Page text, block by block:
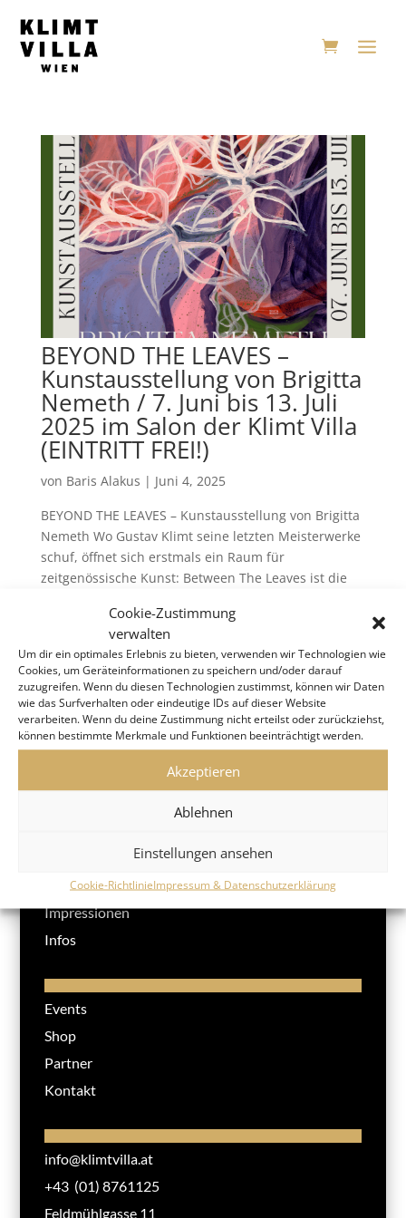
Cookie-Zustimmung
verwalten
Um dir ein optimales Erlebnis zu bieten, verwenden wir Technologien wie
Cookies, um Geräteinformationen zu speichern und/oder darauf
zuzugreifen. Wenn du diesen Technologien zustimmst, können wir Daten
wie das Surfverhalten oder eindeutige IDs auf dieser Website
verarbeiten. Wenn du deine Zustimmung nicht erteilst oder zurückziehst,
können bestimmte Merkmale und Funktionen beeinträchtigt werden.
Akzeptieren
Ablehnen
Einstellungen ansehen
Cookie-RichtlinieImpressum & Datenschutzerklärung
BEYOND THE LEAVES –
Kunstausstellung von Brigitta
Nemeth / 7. Juni bis 13. Juli
2025 im Salon der Klimt Villa
(EINTRITT FREI!)
von Baris Alakus | Juni 4, 2025
BEYOND THE LEAVES – Kunstausstellung von Brigitta
Nemeth Wo Gustav Klimt seine letzten Meisterwerke
schuf, öffnet sich erstmals ein Raum für
zeitgenössische Kunst: Between The Leaves ist die
der Klimt Villa –...
KLIMT VILLA WIEN
Ausstellung
Impressionen
Infos
Events
Shop
Partner
Kontakt
info@klimtvilla.at
+43 (01) 8761125
Feldmühlgasse 11